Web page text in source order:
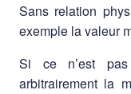
Sans relation
exemple la valeur
Si ce n’est pas
arbitrairement la